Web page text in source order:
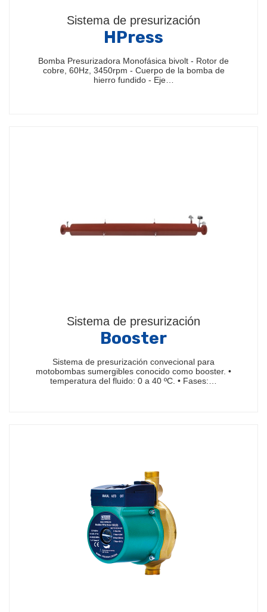
Sistema de presurización
HPress
Bomba Presurizadora Monofásica bivolt - Rotor de
cobre, 60Hz, 3450rpm - Cuerpo de la bomba de
hierro fundido - Eje…
Sistema de presurización
Booster
Sistema de presurización convecional para
motobombas sumergibles conocido como booster. •
temperatura del fluido: 0 a 40 ºC. • Fases:…